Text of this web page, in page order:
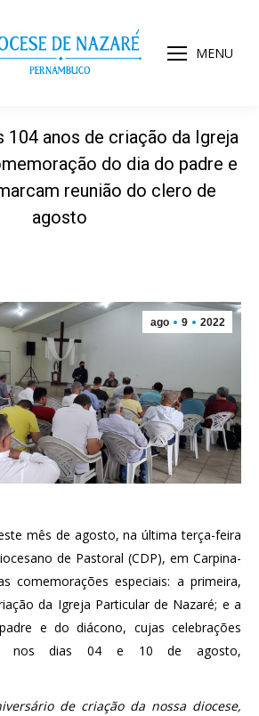
MENU
104 anos de criação da Igreja
do dia do padre e
reunião do clero de
agosto
ago 9 2022
mês de agosto, na última terça-feira
de Pastoral (CDP), em Carpina-
comemorações especiais: a primeira,
da Igreja Particular de Nazaré; e a
e do diácono, cujas celebrações
nos dias 04 e 10 de agosto,
de criação da nossa diocese,